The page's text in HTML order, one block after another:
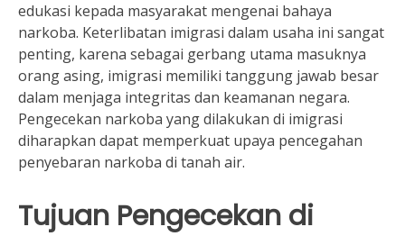
edukasi kepada masyarakat mengenai bahaya
narkoba. Keterlibatan imigrasi dalam usaha ini sangat
penting, karena sebagai gerbang utama masuknya
orang asing, imigrasi memiliki tanggung jawab besar
dalam menjaga integritas dan keamanan negara.
Pengecekan narkoba yang dilakukan di imigrasi
diharapkan dapat memperkuat upaya pencegahan
penyebaran narkoba di tanah air.
Tujuan Pengecekan di